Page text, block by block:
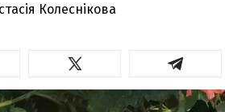
Колеснікова